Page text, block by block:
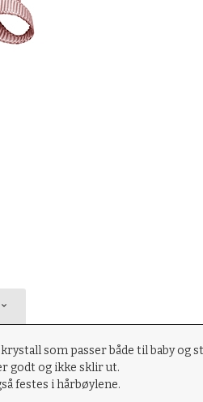
som passer både til baby og
godt og ikke sklir ut.
festes i hårbøylene.